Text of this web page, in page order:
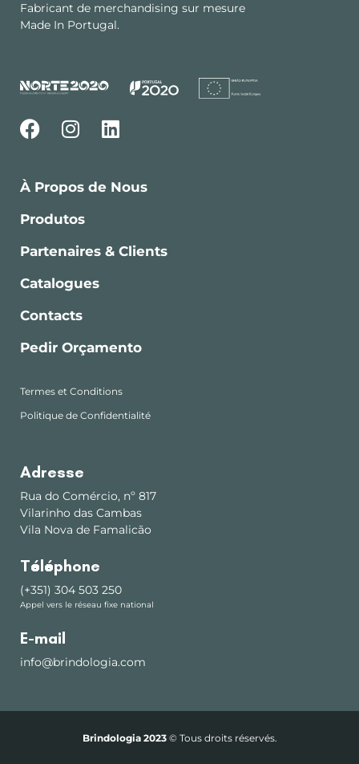
Fabricant de merchandising sur mesure
Made In Portugal.
À Propos de Nous
Produtos
Partenaires & Clients
Catalogues
Contacts
Pedir Orçamento
Termes et Conditions
Politique de Confidentialité
Adresse
Rua do Comércio, nº 817
Vilarinho das Cambas
Vila Nova de Famalicão
Téléphone
(+351) 304 503 250
Appel vers le réseau fixe national
E-mail
info@brindologia.com
Brindologia 2023© Tous droits réservés.